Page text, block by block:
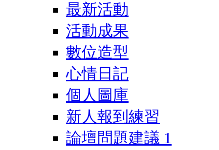
最新活動
活動成果
數位造型
心情日記
個人圖庫
新人報到練習
論壇問題建議 1